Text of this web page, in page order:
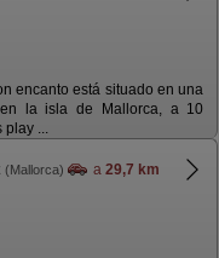
encanto está situado en una
la isla de Mallorca, a 10
play ...
(Mallorca) a 29,7 km